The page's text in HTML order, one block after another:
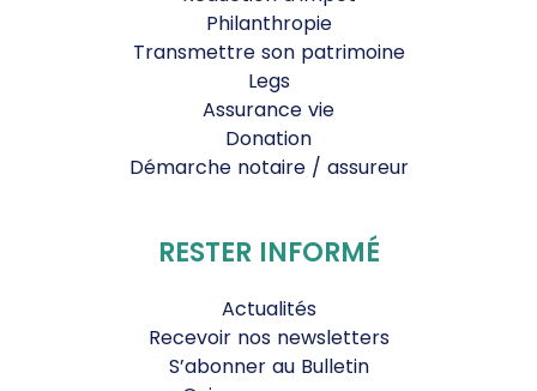
Philanthropie
Transmettre son patrimoine
Legs
Assurance vie
Donation
Démarche notaire / assureur
RESTER INFORMÉ
Actualités
Recevoir nos newsletters
S’abonner au Bulletin